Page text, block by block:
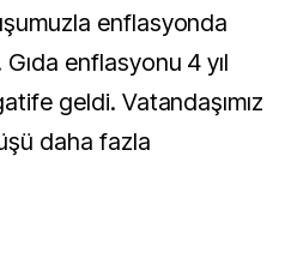
enflasyonda
enflasyonu 4 yıl
geldi. Vatandaşımız
daha fazla